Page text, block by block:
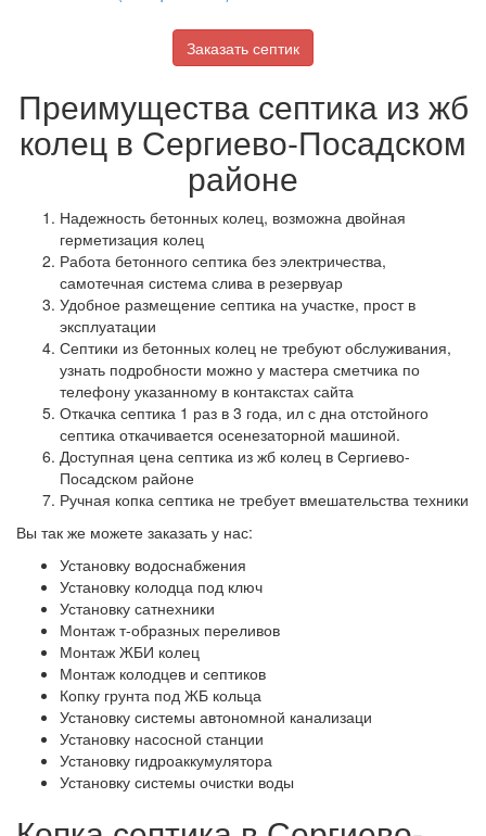
Заказать септик
Преимущества септика из жб
колец в Сергиево-Посадском
районе
Надежность бетонных колец, возможна двойная
герметизация колец
Работа бетонного септика без электричества,
самотечная система слива в резервуар
Удобное размещение септика на участке, прост в
эксплуатации
Септики из бетонных колец не требуют обслуживания,
узнать подробности можно у мастера сметчика по
телефону указанному в контакстах сайта
Откачка септика 1 раз в 3 года, ил с дна отстойного
септика откачивается осенезаторной машиной.
Доступная цена септика из жб колец в Сергиево-
Посадском районе
Ручная копка септика не требует вмешательства техники
Вы так же можете заказать у нас:
Установку водоснабжения
Установку колодца под ключ
Установку сатнехники
Монтаж т-образных переливов
Монтаж ЖБИ колец
Монтаж колодцев и септиков
Копку грунта под ЖБ кольца
Установку системы автономной канализаци
Установку насосной станции
Установку гидроаккумулятора
Установку системы очистки воды